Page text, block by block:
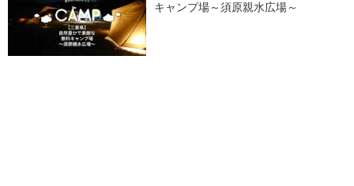
キャンプ場～須原親水広場～